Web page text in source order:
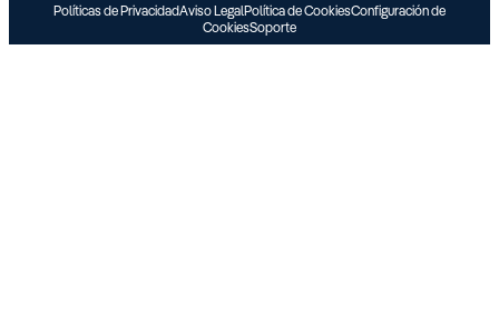
Políticas de PrivacidadAviso LegalPolítica de CookiesConfiguración de
CookiesSoporte